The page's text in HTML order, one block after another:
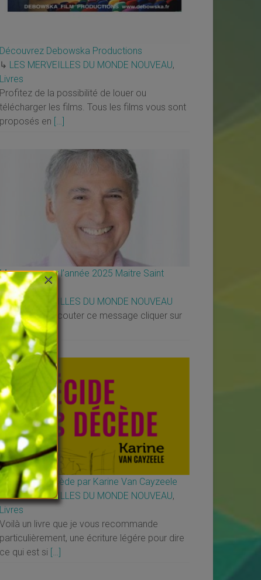
Découvrez Debowska Productions
↳ LES MERVEILLES DU MONDE NOUVEAU,
Livres
Profitez de la possibilité de louer ou
télécharger les films. Tous les films vous sont
proposés en […]
Message pour l’année 2025 Maitre Saint
Germain
↳LES MERVEILLES DU MONDE NOUVEAU
Vous voulez écouter ce message cliquer sur
ce lien :[…]
Décide ou décède par Karine Van Cayzeele
↳LES MERVEILLES DU MONDE NOUVEAU,
Livres
Voilà un livre que je vous recommande
particulièrement, une écriture légére pour dire
ce qui est si […]
×